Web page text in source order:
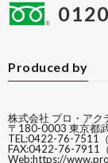
Produced by
株式会社 プロ・アク
〒180-0003 東京都
TEL:0422-76-7511
FAX:0422-76-7911（
Web:https://